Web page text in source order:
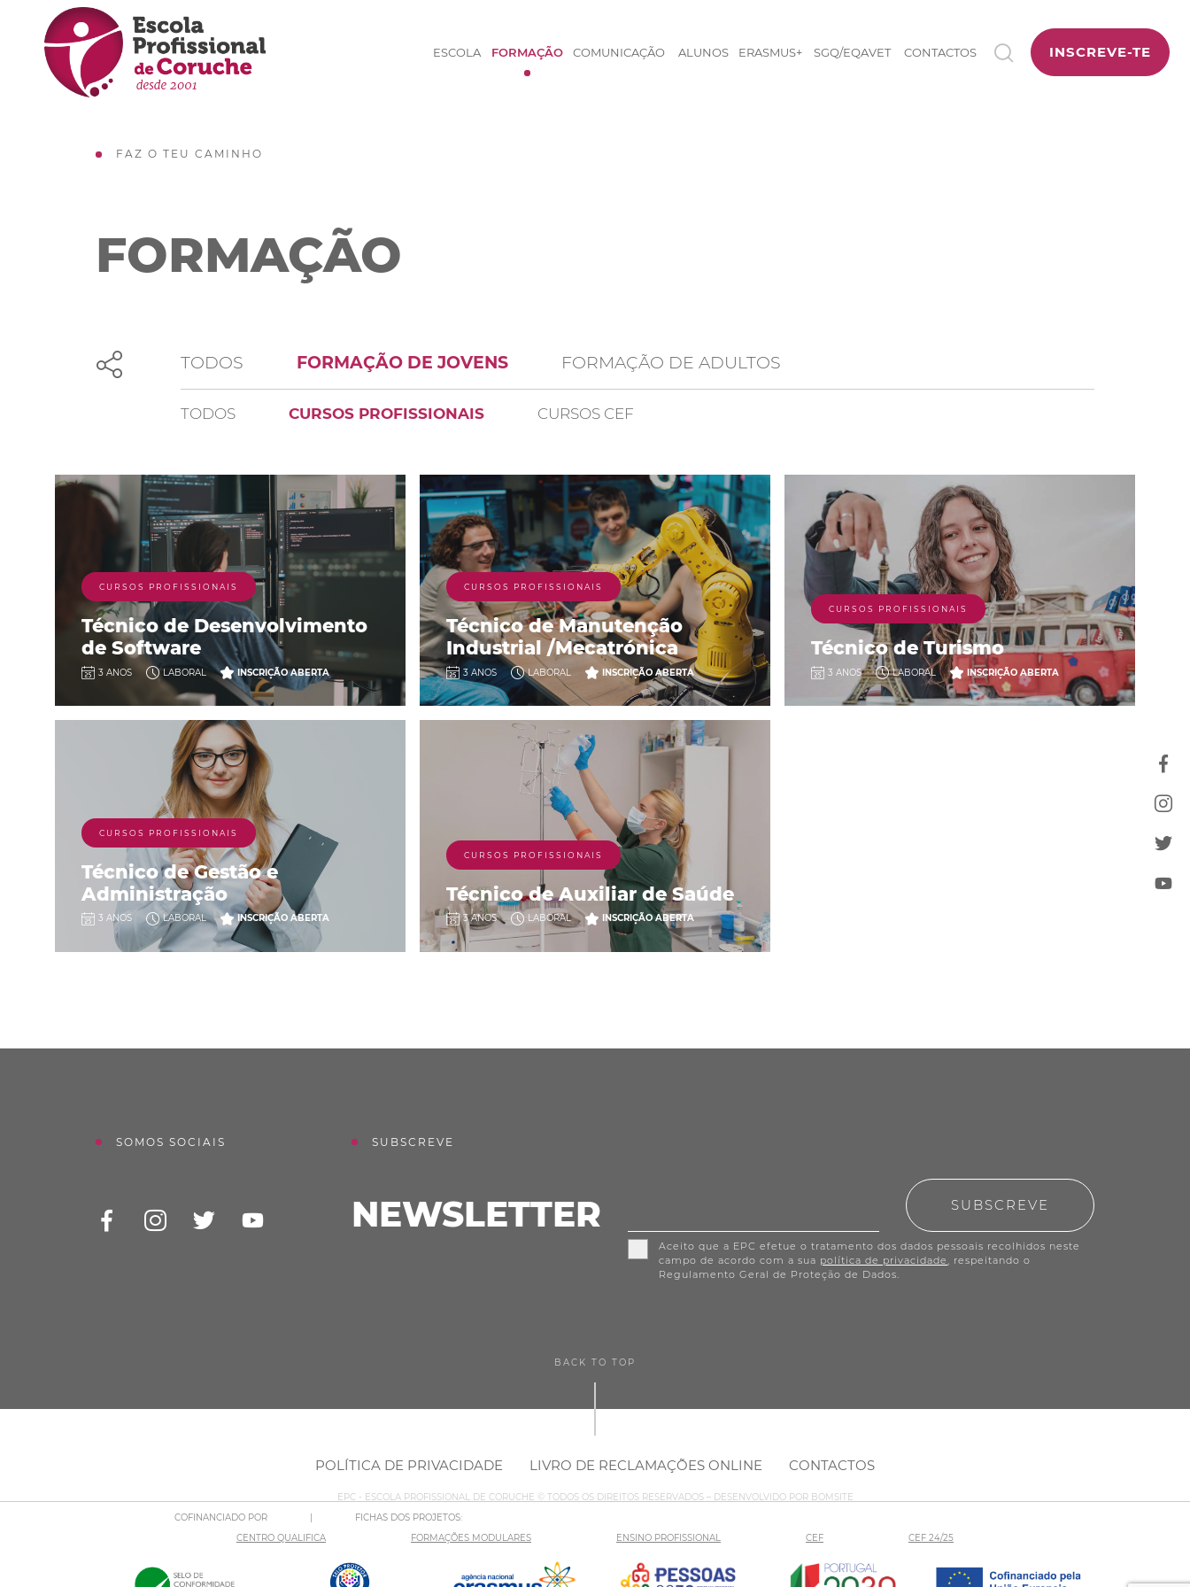
ESCOLA FORMAÇÃO COMUNICAÇÃO ALUNOS ERASMUS+ SGQ/EQAVET CONTACTOS INSCREVE-TE
FAZ O TEU CAMINHO
FORMAÇÃO
TODOS FORMAÇÃO DE JOVENS FORMAÇÃO DE ADULTOS
TODOS CURSOS PROFISSIONAIS CURSOS CEF
CURSOS PROFISSIONAIS
Técnico de Desenvolvimento
de Software
3 ANOS LABORAL INSCRIÇÃO ABERTA
CURSOS PROFISSIONAIS
Técnico de Manutenção
Industrial /Mecatrónica
3 ANOS LABORAL INSCRIÇÃO ABERTA
CURSOS PROFISSIONAIS
Técnico de Turismo
3 ANOS LABORAL INSCRIÇÃO ABERTA
CURSOS PROFISSIONAIS
Técnico de Gestão e
Administração
3 ANOS LABORAL INSCRIÇÃO ABERTA
CURSOS PROFISSIONAIS
Técnico de Auxiliar de Saúde
3 ANOS LABORAL INSCRIÇÃO ABERTA
BACK TO TOP
SOMOS SOCIAIS SUBSCREVE
NEWSLETTER SUBSCREVE
Aceito que a EPC efetue o tratamento dos dados pessoais recolhidos neste
campo de acordo com a sua política de privacidade , respeitando o
Regulamento Geral de Proteção de Dados.
POLÍTICA DE PRIVACIDADE LIVRO DE RECLAMAÇÕES ONLINE CONTACTOS
EPC - ESCOLA PROFISSIONAL DE CORUCHE © TODOS OS DIREITOS RESERVADOS – DESENVOLVIDO POR BOMSITE
COFINANCIADO POR
|
FICHAS DOS PROJETOS:
CENTRO QUALIFICA
FORMAÇÕES MODULARES ENSINO PROFISSIONAL CEF CEF 24/25